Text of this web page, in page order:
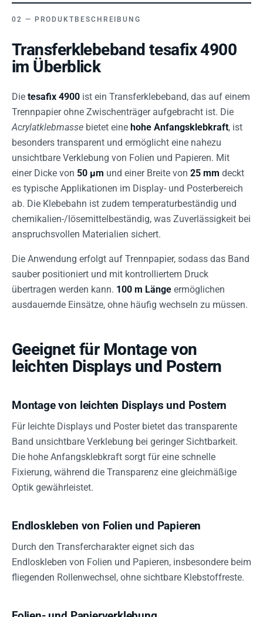
PRODUKTBESCHREIBUNG
Transferklebeband tesafix 4900
im Überblick
Die tesafix 4900 ist ein Transferklebeband, das auf einem
Trennpapier ohne Zwischenträger aufgebracht ist. Die
Acrylatklebmasse bietet eine hohe Anfangsklebkraft, ist
besonders transparent und ermöglicht eine nahezu
unsichtbare Verklebung von Folien und Papieren. Mit
einer Dicke von 50 µm und einer Breite von 25 mm deckt
es typische Applikationen im Display- und Posterbereich
ab. Die Klebebahn ist zudem temperaturbeständig und
chemikalien-/lösemittelbeständig, was Zuverlässigkeit bei
anspruchsvollen Materialien sichert.
Die Anwendung erfolgt auf Trennpapier, sodass das Band
sauber positioniert und mit kontrolliertem Druck
übertragen werden kann. 100 m Länge ermöglichen
ausdauernde Einsätze, ohne häufig wechseln zu müssen.
Geeignet für Montage von
leichten Displays und Postern
Montage von leichten Displays und Postern
Für leichte Displays und Poster bietet das transparente
Band unsichtbare Verklebung bei geringer Sichtbarkeit.
Die hohe Anfangsklebkraft sorgt für eine schnelle
Fixierung, während die Transparenz eine gleichmäßige
Optik gewährleistet.
Endloskleben von Folien und Papieren
Durch den Transfercharakter eignet sich das
Endloskleben von Folien und Papieren, insbesondere beim
fliegenden Rollenwechsel, ohne sichtbare Klebstoffreste.